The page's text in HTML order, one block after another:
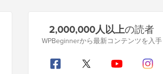
2,000,000人以上の読者
WPBeginnerから最新コンテンツを入手